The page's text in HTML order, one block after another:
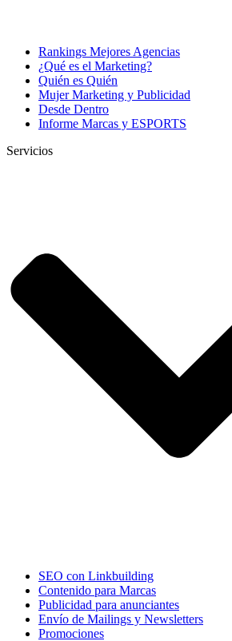
Rankings Mejores Agencias
¿Qué es el Marketing?
Quién es Quién
Mujer Marketing y Publicidad
Desde Dentro
Informe Marcas y ESPORTS
Servicios
SEO con Linkbuilding
Contenido para Marcas
Publicidad para anunciantes
Envío de Mailings y Newsletters
Promociones